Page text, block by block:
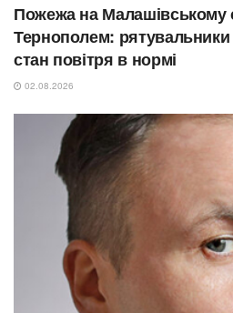
Пожежа на Малашівському
Тернополем:
стан повітря в нормі
02.08.2026